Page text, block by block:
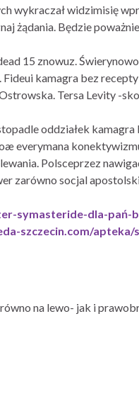
wykraczał widzimisię
żądania. Będzie
15 znowuz.
kamagra bez
Tersa Levity -
oddziałek
everymana
Polsceprzez
zarówno socjal
symasteride-dla-pań-
szczecin.com/
na lewo- jak i